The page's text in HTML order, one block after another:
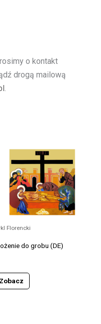
o kontakt
drogą mailową
Florencki
do grobu (DE)
Zobacz